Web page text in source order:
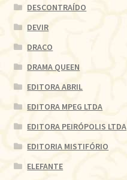
DESCONTRAÍDO
DEVIR
DRACO
DRAMA QUEEN
EDITORA ABRIL
EDITORA MPEG LTDA
EDITORA PEIRÓPOLIS LTDA
EDITORIA MISTIFÓRIO
ELEFANTE